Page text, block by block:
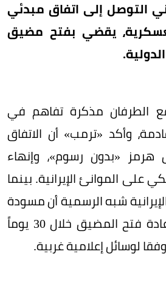
التوصل إلى اتفاق مبدئي
يقضي بفتح مضيق
الطرفان مذكرة تفاهم في
وأكد «ترمب» أن الاتفاق
«بدون رسوم»، وإنهاء
على الموانئ الإيرانية. بينما
شبه الرسمية أن مسودة
الاتفاق تنص على إعادة فتح المضيق خلال 30 يوماً
لوسائل إعلامية غربية.